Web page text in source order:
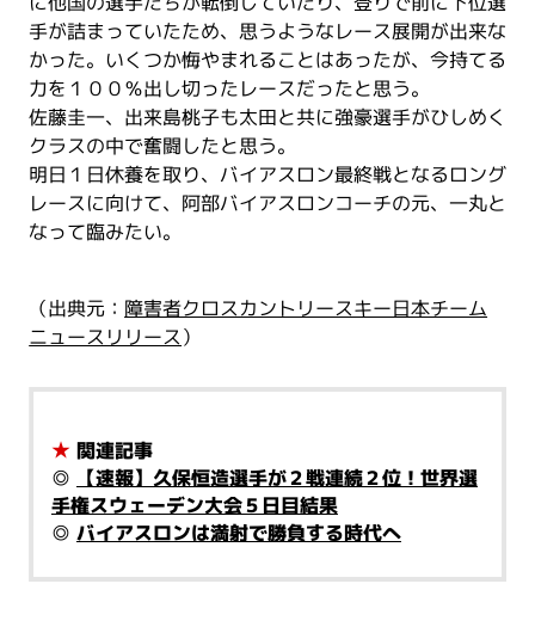
手が詰まっていたため、思うようなレース展開が出来な
かった。いくつか悔やまれることはあったが、今持てる
力を１００％出し切ったレースだったと思う。
佐藤圭一、出来島桃子も太田と共に強豪選手がひしめく
クラスの中で奮闘したと思う。
明日１日休養を取り、バイアスロン最終戦となるロング
レースに向けて、阿部バイアスロンコーチの元、一丸と
なって臨みたい。
（出典元： 障害者クロスカントリースキー日本チーム
ニュースリリース）
★ 関連記事
◎ 【速報】久保恒造選手が２戦連続２位！世界選
手権スウェーデン大会５日目結果
◎ バイアスロンは満射で勝負する時代へ